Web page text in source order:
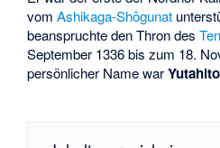
vomAshikaga-Shōgunat
beanspruchte den Thron des
September 1336 bis zum 18.
persönlicher Name warYutahito